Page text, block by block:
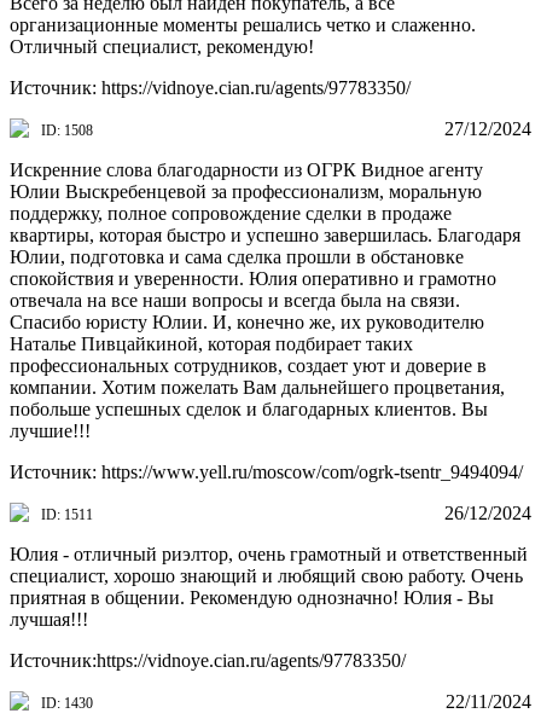
организационные моменты решались четко и слаженно.
Отличный специалист, рекомендую!
Источник: https://vidnoye.cian.ru/agents/97783350/
27/12/2024
ID: 1508
Искренние слова благодарности из ОГРК Видное агенту
Юлии Выскребенцевой за профессионализм, моральную
поддержку, полное сопровождение сделки в продаже
квартиры, которая быстро и успешно завершилась. Благодаря
Юлии, подготовка и сама сделка прошли в обстановке
спокойствия и уверенности. Юлия оперативно и грамотно
отвечала на все наши вопросы и всегда была на связи.
Спасибо юристу Юлии. И, конечно же, их руководителю
Наталье Пивцайкиной, которая подбирает таких
профессиональных сотрудников, создает уют и доверие в
компании. Хотим пожелать Вам дальнейшего процветания,
побольше успешных сделок и благодарных клиентов. Вы
лучшие!!!
Источник: https://www.yell.ru/moscow/com/ogrk-tsentr_9494094/
26/12/2024
ID: 1511
Юлия - отличный риэлтор, очень грамотный и ответственный
специалист, хорошо знающий и любящий свою работу. Очень
приятная в общении. Рекомендую однозначно! Юлия - Вы
лучшая!!!
Источник:https://vidnoye.cian.ru/agents/97783350/
22/11/2024
ID: 1430